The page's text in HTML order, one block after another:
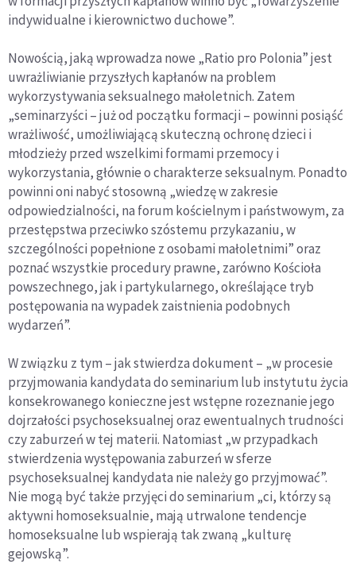
indywidualne i kierownictwo duchowe”.
Nowością, jaką wprowadza nowe „Ratio pro Polonia” jest
uwrażliwianie przyszłych kapłanów na problem
wykorzystywania seksualnego małoletnich. Zatem
„seminarzyści – już od początku formacji – powinni posiąść
wrażliwość, umożliwiającą skuteczną ochronę dzieci i
młodzieży przed wszelkimi formami przemocy i
wykorzystania, głównie o charakterze seksualnym. Ponadto
powinni oni nabyć stosowną „wiedzę w zakresie
odpowiedzialności, na forum kościelnym i państwowym, za
przestępstwa przeciwko szóstemu przykazaniu, w
szczególności popełnione z osobami małoletnimi” oraz
poznać wszystkie procedury prawne, zarówno Kościoła
powszechnego, jak i partykularnego, określające tryb
postępowania na wypadek zaistnienia podobnych
wydarzeń”.
W związku z tym – jak stwierdza dokument – „w procesie
przyjmowania kandydata do seminarium lub instytutu życia
konsekrowanego konieczne jest wstępne rozeznanie jego
dojrzałości psychoseksualnej oraz ewentualnych trudności
czy zaburzeń w tej materii. Natomiast „w przypadkach
stwierdzenia występowania zaburzeń w sferze
psychoseksualnej kandydata nie należy go przyjmować”.
Nie mogą być także przyjęci do seminarium „ci, którzy są
aktywni homoseksualnie, mają utrwalone tendencje
homoseksualne lub wspierają tak zwaną „kulturę
gejowską”.